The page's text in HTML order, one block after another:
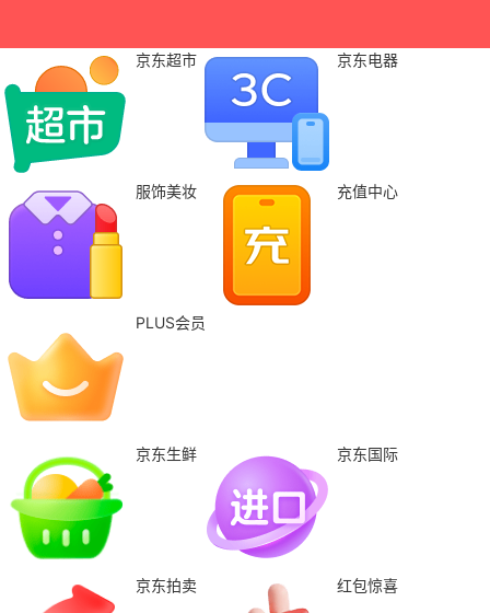
京东超市 京东电器
服饰美妆 充值中心
PLUS会员
京东生鲜 京东国际
京东拍卖 红包惊喜